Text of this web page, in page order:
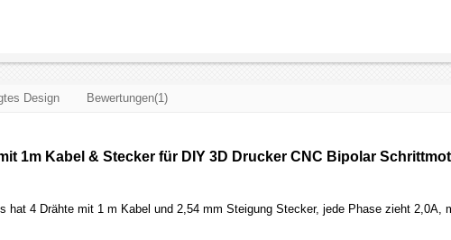
Design Bewertungen(1)
1m Kabel & Stecker für DIY 3D Drucker CNC Bipolar
hat 4 Drähte mit 1 m Kabel und 2,54 mm Steigung Stecker, jede Phase zieht 2,0A,